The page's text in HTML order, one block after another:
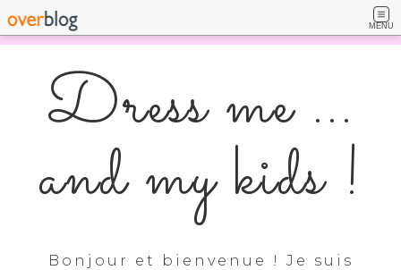
MENU
Dress me ...
and my kids !
Bonjour et bienvenue ! Je suis